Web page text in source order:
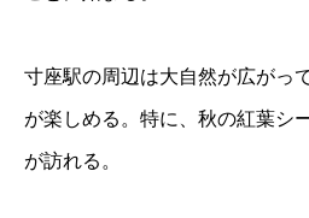
寸座駅の周辺は大自然が広がっ
が楽しめる。特に、秋の紅葉シ
が訪れる。